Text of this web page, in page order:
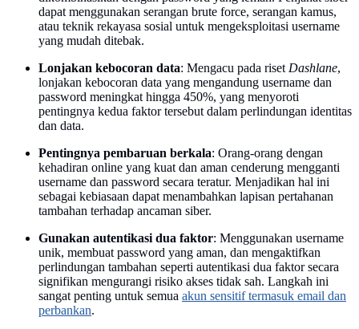
dapat menggunakan serangan brute force, serangan kamus,
atau teknik rekayasa sosial untuk mengeksploitasi username
yang mudah ditebak.
Lonjakan kebocoran data: Mengacu pada riset Dashlane,
lonjakan kebocoran data yang mengandung username dan
password meningkat hingga 450%, yang menyoroti
pentingnya kedua faktor tersebut dalam perlindungan identitas
dan data.
Pentingnya pembaruan berkala: Orang-orang dengan
kehadiran online yang kuat dan aman cenderung mengganti
username dan password secara teratur. Menjadikan hal ini
sebagai kebiasaan dapat menambahkan lapisan pertahanan
tambahan terhadap ancaman siber.
Gunakan autentikasi dua faktor: Menggunakan username
unik, membuat password yang aman, dan mengaktifkan
perlindungan tambahan seperti autentikasi dua faktor secara
signifikan mengurangi risiko akses tidak sah. Langkah ini
sangat penting untuk semua akun sensitif termasuk email dan
perbankan.